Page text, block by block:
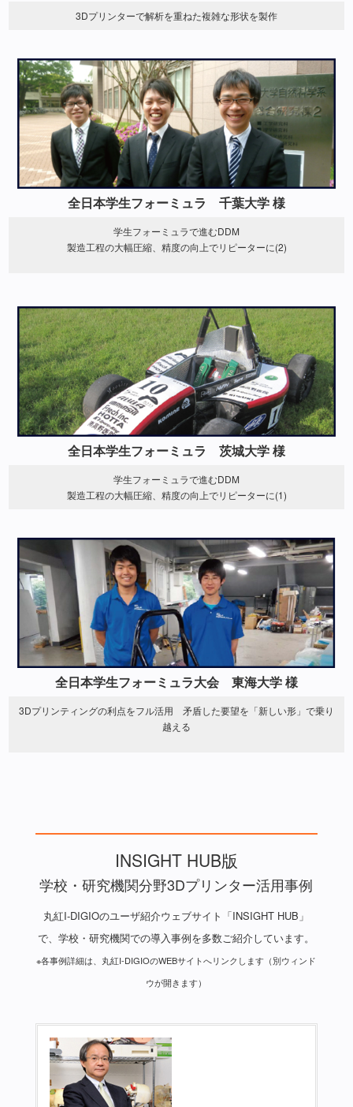
3Dプリンターで解析を重ねた複雑な形状を製作
全日本学生フォーミュラ 千葉大学 様
学生フォーミュラで進むDDM
製造工程の大幅圧縮、精度の向上でリピーターに(2)
全日本学生フォーミュラ 茨城大学 様
学生フォーミュラで進むDDM
製造工程の大幅圧縮、精度の向上でリピーターに(1)
全日本学生フォーミュラ大会 東海大学 様
3Dプリンティングの利点をフル活用 矛盾した要望を「新しい形」で乗り
越える
INSIGHT HUB版
学校・研究機関分野3Dプリンター活用事例
丸紅I-DIGIOのユーザ紹介ウェブサイト「INSIGHT HUB」
で、学校・研究機関での導入事例を多数ご紹介しています。
※各事例詳細は、丸紅I-DIGIOのWEBサイトへリンクします（別ウィンド
ウが開きます）